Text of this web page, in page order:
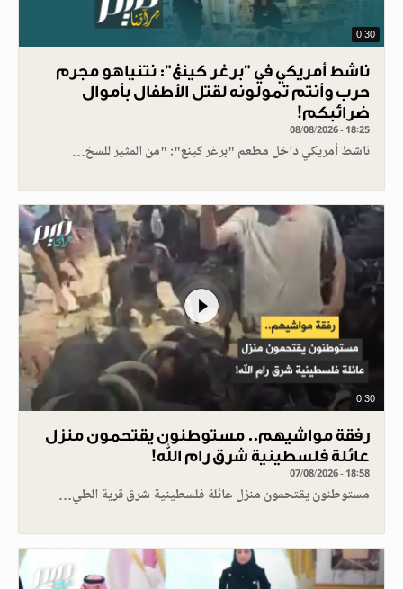
0.30
ناشط أمريكي في "برغر كينغ": نتنياهو مجرم
حرب وأنتم تمولونه لقتل الأطفال بأموال
ضرائبكم!
08/08/2026 - 18:25
ناشط أمريكي داخل مطعم "برغر كينغ": "من المثير للسخ…
0.30
رفقة مواشيهم.. مستوطنون يقتحمون منزل
عائلة فلسطينية شرق رام الله!
07/08/2026 - 18:58
مستوطنون يقتحمون منزل عائلة فلسطينية شرق قرية الطي…